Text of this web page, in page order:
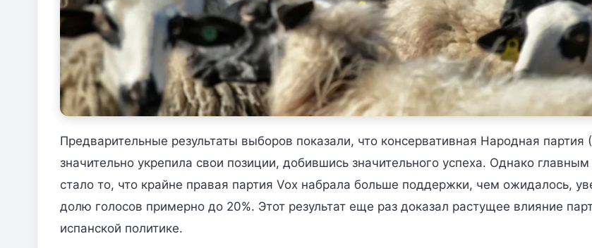
Предварительные результаты выборов показали, что консервативная Народная партия
значительно укрепила свои позиции, добившись значительного успеха. Однако
стало то, что крайне правая партия Vox набрала больше поддержки, чем ожидалось,
долю голосов примерно до 20%. Этот результат еще раз доказал растущее влияние
испанской политике.